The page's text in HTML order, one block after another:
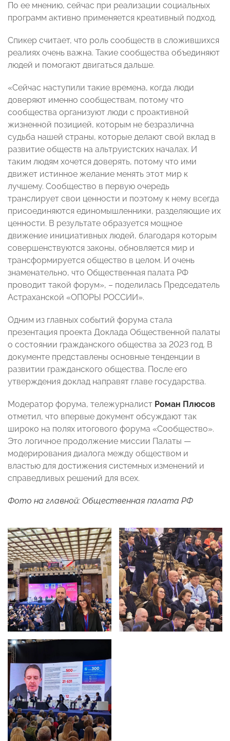
По ее мнению, сейчас при реализации социальных
программ активно применяется креативный подход.
Спикер считает, что роль сообществ в сложившихся
реалиях очень важна. Такие сообщества объединяют
людей и помогают двигаться дальше.
«Сейчас наступили такие времена, когда люди
доверяют именно сообществам, потому что
сообщества организуют люди с проактивной
жизненной позицией, которым не безразлична
судьба нашей страны, которые делают свой вклад в
развитие обществ на альтруистских началах. И
таким людям хочется доверять, потому что ими
движет истинное желание менять этот мир к
лучшему. Сообщество в первую очередь
транслирует свои ценности и поэтому к нему всегда
присоединяются единомышленники, разделяющие их
ценности. В результате образуется мощное
движение инициативных людей, благодаря которым
совершенствуются законы, обновляется мир и
трансформируется общество в целом. И очень
знаменательно, что Общественная палата РФ
проводит такой форум», – поделилась Председатель
Астраханской «ОПОРЫ РОССИИ».
Одним из главных событий форума стала
презентация проекта Доклада Общественной палаты
о состоянии гражданского общества за 2023 год. В
документе представлены основные тенденции в
развитии гражданского общества. После его
утверждения доклад направят главе государства.
Модератор форума, тележурналист Роман Плюсов
отметил, что впервые документ обсуждают так
широко на полях итогового форума «Сообщество».
Это логичное продолжение миссии Палаты —
модерирования диалога между обществом и
властью для достижения системных изменений и
справедливых решений для всех.
Фото на главной: Общественная палата РФ